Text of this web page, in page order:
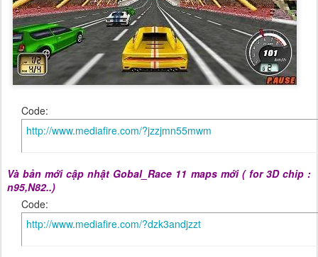
Code:
http://www.mediafire.com/?jzzjmn55mwm
Và bản mới cập nhật Gobal_Race 11 maps mới ( for 3D chip :
n95,N82..)
Code:
http://www.mediafire.com/?dzk3andjzzt